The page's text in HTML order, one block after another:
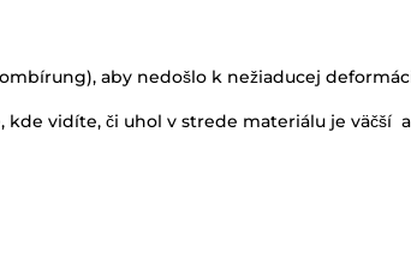
aby nedošlo k nežiaducej
vidíte, či uhol v strede materiálu je väčší